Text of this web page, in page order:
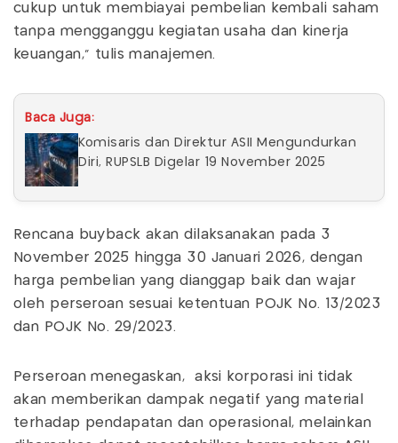
cukup untuk membiayai pembelian kembali saham
tanpa mengganggu kegiatan usaha dan kinerja
keuangan," tulis manajemen.
Baca Juga:
Komisaris dan Direktur ASII Mengundurkan
Diri, RUPSLB Digelar 19 November 2025
Rencana buyback akan dilaksanakan pada 3
November 2025 hingga 30 Januari 2026, dengan
harga pembelian yang dianggap baik dan wajar
oleh perseroan sesuai ketentuan POJK No. 13/2023
dan POJK No. 29/2023.
Perseroan menegaskan, aksi korporasi ini tidak
akan memberikan dampak negatif yang material
terhadap pendapatan dan operasional, melainkan